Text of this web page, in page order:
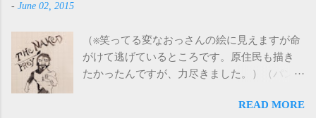
- June 02, 2015
（※笑ってる変なおっさんの絵に見えますが命
がけて逃げているところです。原住民も描き
たかったんですが、力尽きました。）（パン
NAKED PREY） 監督：製作：主演：コーネ
READ MORE